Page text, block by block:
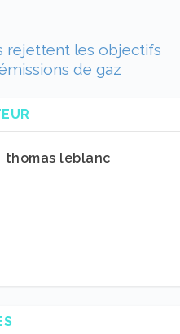
rejettent les objectifs
de gaz
thomas leblanc